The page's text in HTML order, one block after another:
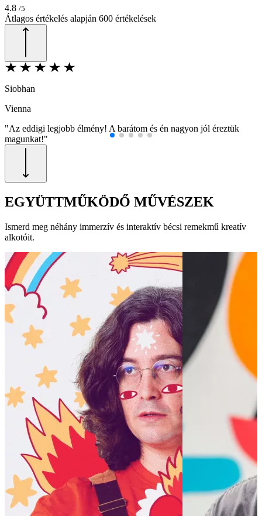
4.8 /5
Átlagos értékelés alapján 600 értékelések
Siobhan
Vienna
"Az eddigi legjobb élmény! A barátom és én nagyon jól éreztük
magunkat!"
EGYÜTTMŰKÖDŐ MŰVÉSZEK
Ismerd meg néhány immerzív és interaktív bécsi remekmű kreatív
alkotóit.